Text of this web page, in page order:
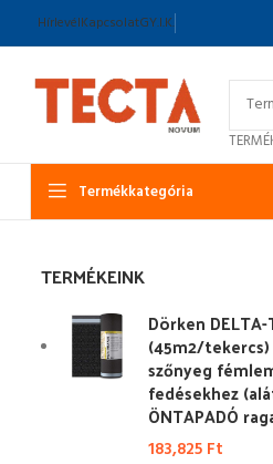
HírlevélKapcsolatGY.I.K.
Termékkategória
TERMÉKEINK
Dörken DELTA-
(45m2/
szőnyeg
fedésekhez
ÖNTAPADÓ
183,825 Ft